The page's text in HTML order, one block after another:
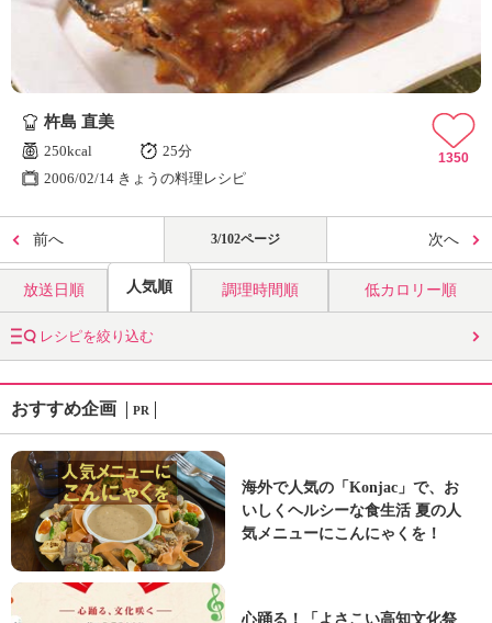
杵島 直美
250kcal
25分
2006/02/14 きょうの料理レシピ
1350
前へ 3/102ページ 次へ
放送日順 人気順 調理時間順 低カロリー順
レシピを絞り込む
おすすめ企画 PR
海外で人気の「Konjac」で、お
いしくヘルシーな食生活 夏の人
気メニューにこんにゃくを！
心踊る！「よさこい高知文化祭